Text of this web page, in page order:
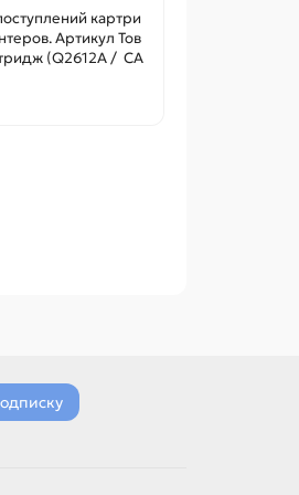
картри
Артикул Тов
(Q2612A / CA